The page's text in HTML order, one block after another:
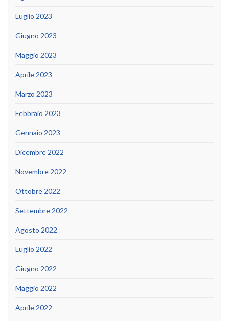
Luglio 2023
Giugno 2023
Maggio 2023
Aprile 2023
Marzo 2023
Febbraio 2023
Gennaio 2023
Dicembre 2022
Novembre 2022
Ottobre 2022
Settembre 2022
Agosto 2022
Luglio 2022
Giugno 2022
Maggio 2022
Aprile 2022